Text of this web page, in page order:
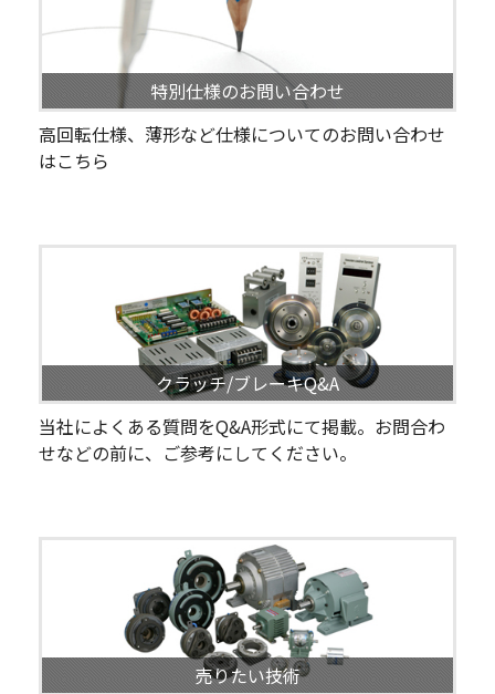
特別仕様のお問い合わせ
高回転仕様、薄形など仕様についてのお問い合わせ
はこちら
クラッチ/ブレーキQ&A
当社によくある質問をQ&A形式にて掲載。お問合わ
せなどの前に、ご参考にしてください。
売りたい技術